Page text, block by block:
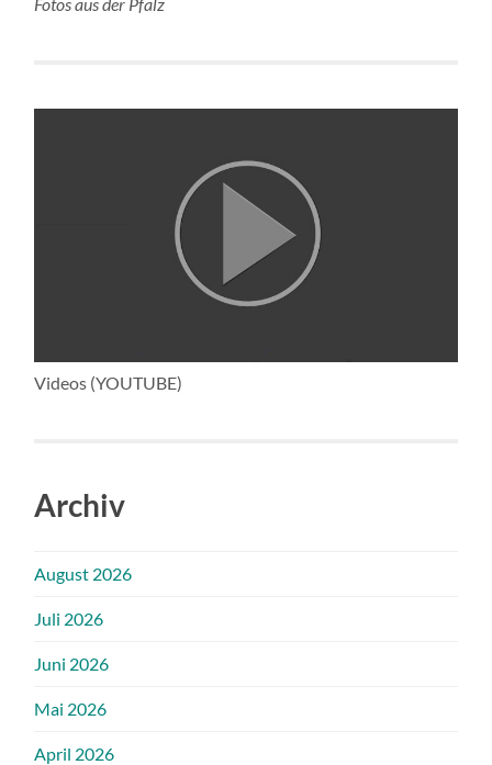
Videos (YOUTUBE)
Archiv
August 2026
Juli 2026
Juni 2026
Mai 2026
April 2026